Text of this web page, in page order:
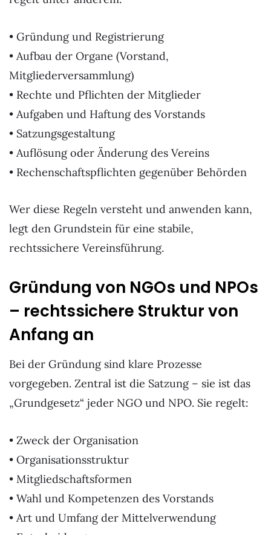
• Gründung und Registrierung
• Aufbau der Organe (Vorstand,
Mitgliederversammlung)
• Rechte und Pflichten der Mitglieder
• Aufgaben und Haftung des Vorstands
• Satzungsgestaltung
• Auflösung oder Änderung des Vereins
• Rechenschaftspflichten gegenüber Behörden
Wer diese Regeln versteht und anwenden kann,
legt den Grundstein für eine stabile,
rechtssichere Vereinsführung.
Gründung von NGOs und NPOs
– rechtssichere Struktur von
Anfang an
Bei der Gründung sind klare Prozesse
vorgegeben. Zentral ist die Satzung – sie ist das
„Grundgesetz“ jeder NGO und NPO. Sie regelt:
• Zweck der Organisation
• Organisationsstruktur
• Mitgliedschaftsformen
• Wahl und Kompetenzen des Vorstands
• Art und Umfang der Mittelverwendung